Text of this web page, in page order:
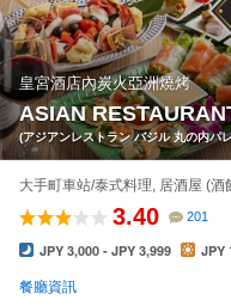
皇宮酒店內炭火亞洲燒烤
ASIAN
(アジアンレストラン バジル 丸の内パ
大手町車站/泰式料理, 居酒屋 (酒
3.40 201
JPY 3,000 - JPY 3,999 JPY
餐廳資訊